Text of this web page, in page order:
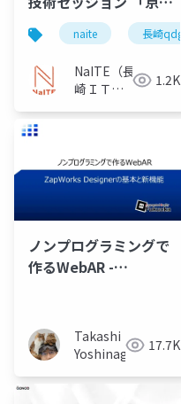
ラコミュニケーション
システムでのメタバー
ス取組み事例紹介」
naite 長崎qdg
NaITE（長
崎ＩＴ技
1.2K
ノンプログラミングで
作るWebAR -
Takashi
Yoshinaga
17.7K